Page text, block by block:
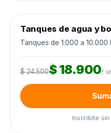
Agua y riego
Tanques de agua y
Tanques de 1.000 a
$ 24.500$ 18.900/
Inscribite